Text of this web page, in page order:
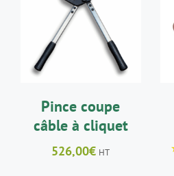
AJOUTER AU
PANIER
/
DÉTAILS
Pince coupe
câble à cliquet
526,00€ HT